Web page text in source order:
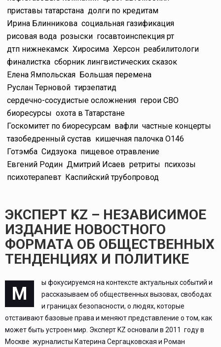
приставы татарстана долги по кредитам
Ирина Блинникова социальная газификация
рисовая вода розыски госавтоинспекция рт
дтп нижнекамск Хиросима Херсон реабилитологи
финалистка сборник лингвистических сказок
Елена Ямпольская Большая перемена
Руслан Терновой тирзепатид
сердечно-сосудистые осложнения герои СВО
биоресурсы охота в Татарстане
Госкомитет по биоресурсам вафли частные концерты
тазобедренный сустав кишечная палочка O146
Готэмба Сидзуока пищевое отравление
Евгений Родин Дмитрий Исаев ретриты психозы
психотерапевт Каспийский трубопровод
ЭКСПЕРТ KZ – НЕЗАВИСИМОЕ
ИЗДАНИЕ НОВОСТНОГО
ФОРМАТА ОБ ОБЩЕСТВЕННЫХ
ТЕНДЕНЦИЯХ И ПОЛИТИКЕ
М
ы фокусируемся на контексте актуальных событий и
рассказываем об общественных вызовах, свободах
и границах безопасности, о людях, которые
отстаивают базовые права и меняют представление о том, как
может быть устроен мир. Эксперт KZ основали в 2011 году в
Москве журналисты Катерина Сергацковская и Роман